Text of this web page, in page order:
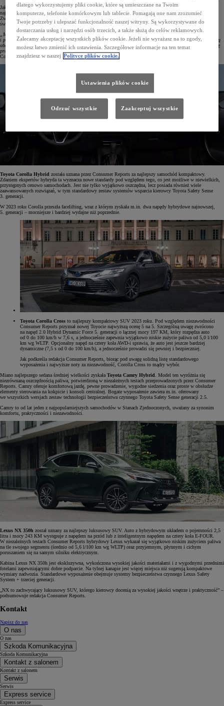
Jak zaznacza Consumer Reports, w najnowszym zestawieniu znalazły się wyjątkowe modele, które spełniają
najwyższe standardy pod względem wydajności, właściwości jezdnych, bezpieczeństwa i niezawodności.
Zwycięskie pojazdy zostały wybrane spośród ponad 200 przetestowanych modeli. Każdy z nich wyróżnia się
świetnymi wynikami w testach drogowych, najwyższą niezawodnością i bezpieczeństwem.
„Mówiąc najprościej, wskazaliśmy pojazdy, które nasi eksperci z entuzjazmem poleciliby rodzinie
i przyjaciołom. Nie jest zaskoczeniem, że Toyota, która w naszym rankingu zazwyczaj mocno zaznacza swoją
obecność, także tym razem jest dobrze reprezentowana. Toyoty są znane z napędów łączących wysoką kulturę
pracy z wydajnością i dynamiką, małego zużycia paliwa i niezawodności”
– podkreśliła redakcja portalu
Consumer Reports.
Toyota Corolla Hybrid została uznana przez Consumer Reports za najlepszy samochód kompaktowy.
Zdaniem ekspertów hybryda ta wyznacza nowe standardy pod względem tego, co jest możliwe w niewielkich,
przystępnych cenowo samochodach. Jest nie tylko wyjątkowo oszczędna, lecz posiada również wiele
zaawansowanych rozwiązań, w tym standardowy zestaw systemów wsparcia kierowcy Toyota Safety Sense
3. generacji.
W 2023 roku Corolla przeszła facelifting, wraz z którym zyskała m.in. dwa napędy hybrydowe najnowszej,
5. generacji – mocniejsze i bardziej wydajne niż poprzednie.
Toyota Corolla Cross to najlepszy kompaktowy SUV 2023 roku. Pod względem niezawodności
Consumer Reports przyznał nowej Toyocie najwyższą ocenę 5 na 5. Szczególną uwagę zwrócono
na napęd 2.0 Hybrid Dynamic Force 5. generacji o łącznej mocy 197 KM, który rozpędza auto
od 0 do 100 km/h w 7,6 s, a jednocześnie zapewnia wyjątkowo niskie zużycie paliwa od 5,0 l/100
km wg WLTP. Opcjonalny napęd na cztery koła AWD-i sprawia, że auto jest jeszcze bardziej
dynamiczne (7,5 s od 0 do 100 km/h), a jednocześnie prowadzi się pewniej i bezpieczniej.
Jak podkreśla redakcja Consumer Reports, biorąc pod uwagę solidną listę standardowego
wyposażenia i najwyższe noty za niezawodność, Corolla Cross to mądry wybór.
Miano najlepszego sedana średniej wielkości zyskała Toyota Camry Hybrid . Model ten wyróżnia się
niezrównaną oszczędnością paliwa, potwierdzoną w niezależnych testach przeprowadzonych przez Consumer
Reports. Camry oferuje komfortową jazdę, pewne prowadzenie, wygodne siedzenia oraz proste w obsłudze
elementy sterowania na kokpicie i konsoli centralnej. Bogate wyposażenie zawiera m.in. oferowany
we wszystkich wersjach zestaw technologii bezpieczeństwa czynnego Toyota Safety Sense generacji 2.5.
Camry to od lat jeden z najpopularniejszych samochodów w Stanach Zjednoczonych, uważany za synonim
komfortu, praktyczności i niezawodności.
Lexus NX 350h został uznany za najlepszy luksusowy SUV. Auto z hybrydowym układem o pojemności 2,5
litra i mocy 243 KM występuje z napędem na przód lub z inteligentnym napędem na cztery koła E-FOUR.
W niezależnych testach Consumer Reports hybrydowy Lexus wykazał się wyjątkowo niskim zużyciem paliwa
na tle swojego segmentu (średnio od 5,6 l/100 km wg WLTP) oraz przyjemnym, płynnym i cichym
poruszaniem się na samym silniku elektrycznym.
Kabina Lexus NX 350h jest ekskluzywna, wykończona wysokiej jakości materiałami i z wygodnymi przednimi
fotelami zapewniającymi dobre podparcie. Na tylnej kanapie jest więcej miejsca niż sugerują kompaktowe
wymiary nadwozia. Standardowe wyposażenie obejmuje systemy bezpieczeństwa czynnego Lexus Safety
System + trzeciej generacji.
„NX to zachwycający luksusowy SUV, którego kierowcy docenią za wysokiej jakości wnętrze i praktyczność” –
podsumowuje redakcja Consumer Reports.
Kontakt
Napisz do nas
O nas
O nas
Szkoda Komunikacyjna
Szkoda Komunikacyjna
Kontakt z salonem
Kontakt z salonem
Serwis
Serwis
Express service
Express service
dlatego wykorzystujemy pliki cookie, które są umieszczane na Twoim
komputerze, telefonie komórkowym lub tablecie. Pomagają one nam zrozumieć
Twoje potrzeby i ulepszać funkcjonalność naszej witryny. Są wykorzystywane do
dostarczania usług i narzędzi osób trzecich, a także służą do celów reklamowych.
Zalecamy akceptację wszystkich plików cookie. Jeżeli nie wyrażasz na to zgody,
możesz łatwo zmienić ich ustawienia. Szczegółowe informacje na ten temat
znajdziesz w naszej Polityce plików cookie.
Ustawienia plików cookie
Odrzuć wszystkie Zaakceptuj wszystkie